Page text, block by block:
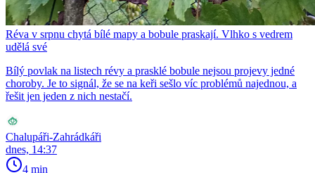
Réva v srpnu chytá bílé mapy a bobule praskají. Vlhko s vedrem
udělá své
Bílý povlak na listech révy a prasklé bobule nejsou projevy jedné
choroby. Je to signál, že se na keři sešlo víc problémů najednou, a
řešit jen jeden z nich nestačí.
Chalupáři-Zahrádkáři
dnes, 14:37
4 min